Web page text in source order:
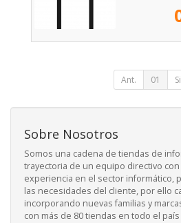
Ant. 01
Sobre Nosotros
Somos una cadena de tiendas de
trayectoria de un equipo directivo
experiencia en el sector informático,
las necesidades del cliente, por ello
incorporando nuevas familias y
con más de 80 tiendas en todo el